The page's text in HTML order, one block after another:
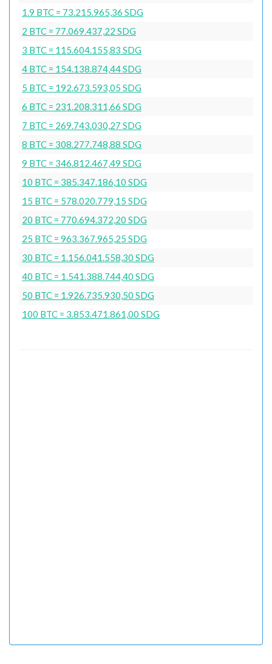
1.9 BTC = 73.215.965,36 SDG
2 BTC = 77.069.437,22 SDG
3 BTC = 115.604.155,83 SDG
4 BTC = 154.138.874,44 SDG
5 BTC = 192.673.593,05 SDG
6 BTC = 231.208.311,66 SDG
7 BTC = 269.743.030,27 SDG
8 BTC = 308.277.748,88 SDG
9 BTC = 346.812.467,49 SDG
10 BTC = 385.347.186,10 SDG
15 BTC = 578.020.779,15 SDG
20 BTC = 770.694.372,20 SDG
25 BTC = 963.367.965,25 SDG
30 BTC = 1.156.041.558,30 SDG
40 BTC = 1.541.388.744,40 SDG
50 BTC = 1.926.735.930,50 SDG
100 BTC = 3.853.471.861,00 SDG